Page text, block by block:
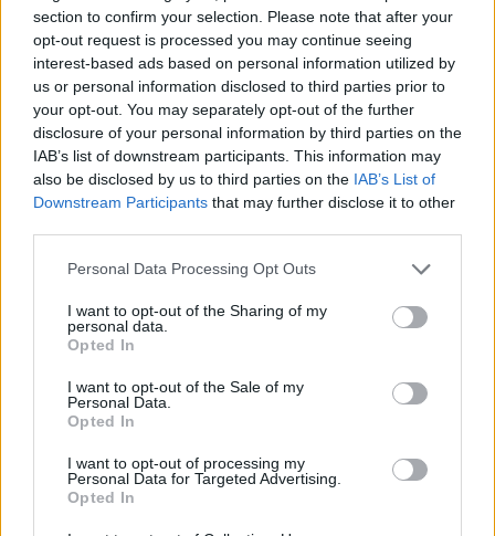
section to confirm your selection. Please note that after your
opt-out request is processed you may continue seeing
interest-based ads based on personal information utilized by
us or personal information disclosed to third parties prior to
your opt-out. You may separately opt-out of the further
disclosure of your personal information by third parties on the
IAB’s list of downstream participants. This information may
also be disclosed by us to third parties on the IAB’s List of
Downstream Participants that may further disclose it to other
Personal Data Processing Opt Outs
I want to opt-out of the Sharing of my
personal data.
Opted In
I want to opt-out of the Sale of my
Personal Data.
Opted In
I want to opt-out of processing my
Personal Data for Targeted Advertising.
Opted In
No passado fim de semana, a atleta natural de Vila
Nova de Famalicão, participou na 77. ª edição dos
Campeonatos Nacionais de Sub-18, disputada no
Complexo Desportivo Fernando Mamede, em Beja.
A atleta do SC Braga esteve em destaque ao sagrar-se
campeã nacional nos 1.500 metros. Conseguiu, ainda,
Foto: reprodução Facebook SC Braga
atletismo
famalicão
Mariana maciel sc braga
Notícias Populares